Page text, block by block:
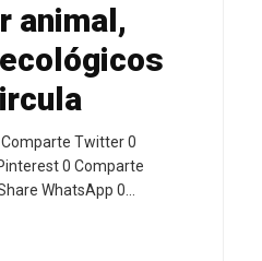
animal,
Twitter 0
0 Comparte
WhatsApp 0…